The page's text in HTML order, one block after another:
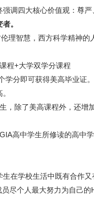
强调四大核心价值观：尊
。
理智慧，西方科学精神
程+大学双学分课程
学分即可获得美高毕业证
，除了美高课程外，还
高中学生所修读的高中
在学校生活中既有合作又
尽个人最大努力为自己的